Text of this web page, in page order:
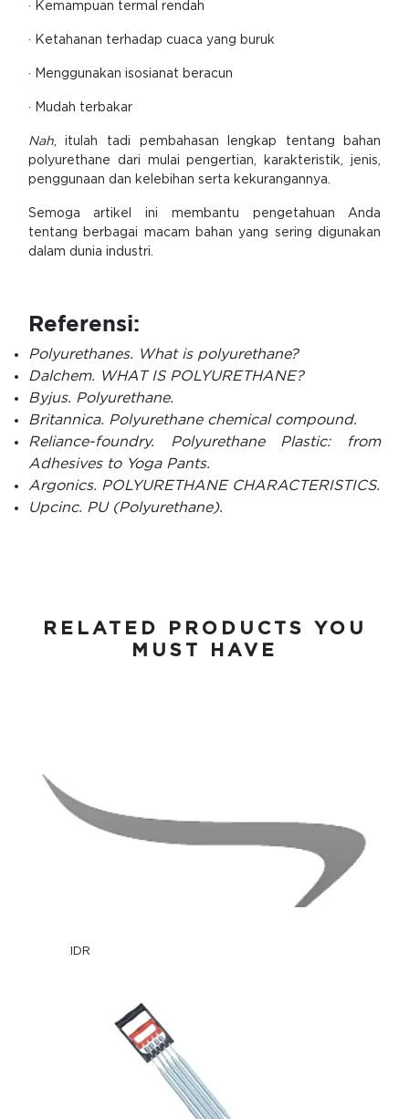
· Kemampuan termal rendah
· Ketahanan terhadap cuaca yang buruk
· Menggunakan isosianat beracun
· Mudah terbakar
Nah, itulah tadi pembahasan lengkap tentang bahan
polyurethane dari mulai pengertian, karakteristik, jenis,
penggunaan dan kelebihan serta kekurangannya.
Semoga artikel ini membantu pengetahuan Anda
tentang berbagai macam bahan yang sering digunakan
dalam dunia industri.
Referensi:
Polyurethanes. What is polyurethane?
Dalchem. WHAT IS POLYURETHANE?
Byjus. Polyurethane.
Britannica. Polyurethane chemical compound.
Reliance-foundry. Polyurethane Plastic: from
Adhesives to Yoga Pants.
Argonics. POLYURETHANE CHARACTERISTICS.
Upcinc. PU (Polyurethane).
RELATED PRODUCTS YOU
MUST HAVE
IDR
IDR